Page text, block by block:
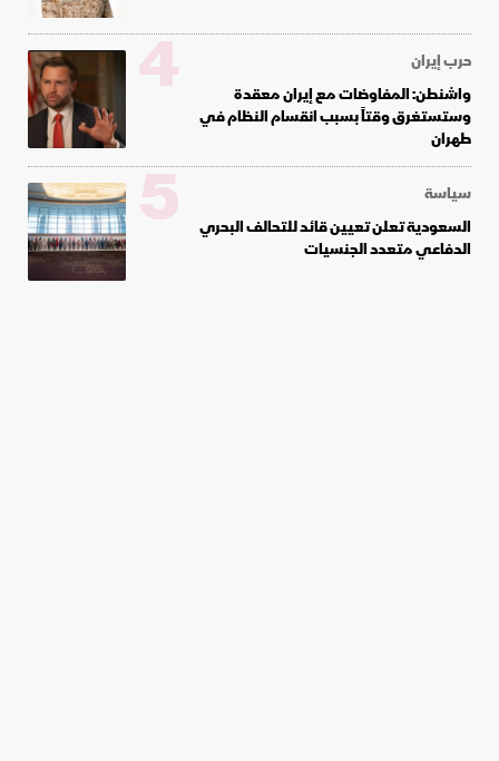
حرب إيران
واشنطن: المفاوضات مع إيران معقدة
وستستغرق وقتاً بسبب انقسام النظام في
طهران
4
سياسة
السعودية تعلن تعيين قائد للتحالف البحري
الدفاعي متعدد الجنسيات
5